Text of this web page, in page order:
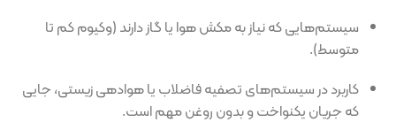
سیستم‌هایی که نیاز به مکش هوا یا گاز دارند (وکیوم کم تا
متوسط).
کاربرد در سیستم‌های تصفیه فاضلاب یا هوادهی زیستی، جایی
که جریان یکنواخت و بدون روغن مهم است.